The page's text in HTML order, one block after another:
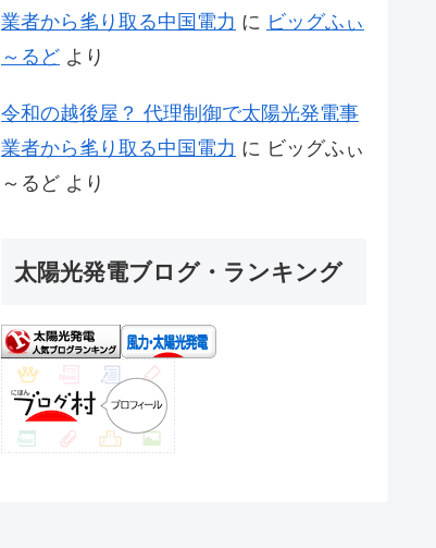
業者から毟り取る中国電力 に ビッグふぃ
～るど より
令和の越後屋？ 代理制御で太陽光発電事
業者から毟り取る中国電力 に ビッグふぃ
～るど より
太陽光発電ブログ・ランキング